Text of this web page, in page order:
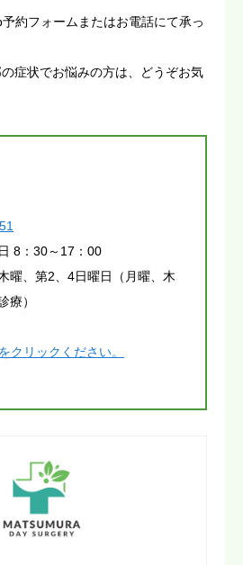
約フォームまたはお電話にて承っ
症状でお悩みの方は、どうぞお気
8：30～17：00
曜、第2、4日曜日（月曜、木
療）
クリックください。